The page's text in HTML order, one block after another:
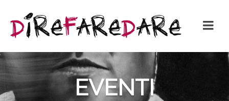
EVENTI